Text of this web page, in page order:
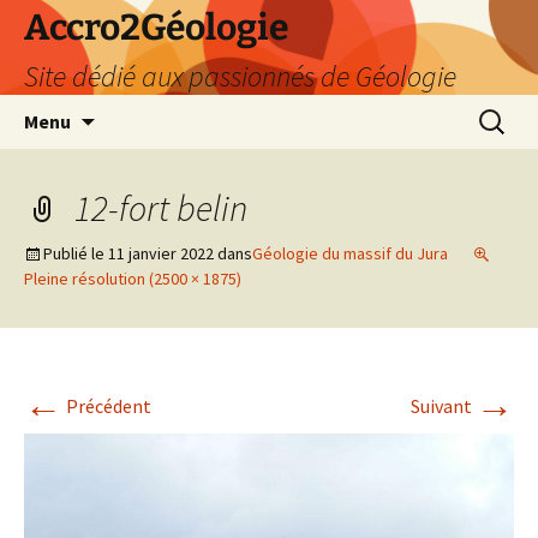
Accro2Géologie
Site dédié aux passionnés de Géologie
Menu
12-fort belin
Publié le 11 janvier 2022dansGéologie du massif du Jura
Pleine résolution (2500 × 1875)
← Précédent Suivant →